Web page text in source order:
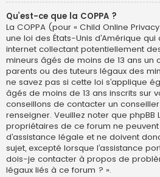
Qu’est-ce que la COPPA ?
La COPPA (pour « Child Online
une loi des États-Unis d’Amérique
internet collectant potentiellement
mineurs âgés de moins de 13 ans un
parents ou des tuteurs légaux des
ne savez pas si cette loi s’applique
âgés de moins de 13 ans inscrits sur
conseillons de contacter un
renseigner. Veuillez noter que phpBB
propriétaires de ce forum ne
d’assistance légale et ne doivent
sujet, excepté lorsque l’assistance
dois-je contacter à propos de
légaux liés à ce forum ? ».